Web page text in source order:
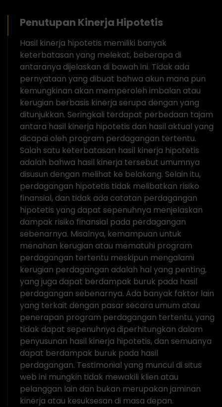
Penutupan Kinerja Hipotetis
Hasil kinerja hipotetis memiliki banyak
keterbatasan yang melekat, beberapa di
antaranya dijelaskan di bawah ini. Tidak ada
pernyataan yang dibuat bahwa akun mana pun
kemungkinan akan memperoleh imbalan atau
kerugian berbasis kinerja serupa dengan yang
ditunjukkan. Seringkali terdapat perbedaan tajam
antara hasil kinerja hipotetis dan hasil aktual yang
dicapai oleh program perdagangan tertentu.
Salah satu keterbatasan hasil kinerja hipotetis
adalah bahwa hasil kinerja tersebut umumnya
disusun dengan melihat ke belakang. Selain itu,
perdagangan hipotetis tidak melibatkan risiko
finansial, dan tidak ada catatan perdagangan
hipotetis yang dapat sepenuhnya menjelaskan
dampak risiko finansial pada perdagangan
sebenarnya. Misalnya, kemampuan untuk
menahan kerugian atau mematuhi program
perdagangan tertentu meskipun mengalami
kerugian perdagangan adalah hal yang penting,
yang juga dapat berdampak buruk pada hasil
perdagangan sebenarnya. Ada banyak faktor lain
yang terkait dengan pasar secara umum atau
penerapan program perdagangan tertentu, yang
tidak dapat sepenuhnya diperhitungkan dalam
penyusunan hasil kinerja hipotetis, dan semuanya
dapat berdampak buruk pada hasil
perdagangan. Testimonial yang muncul di situs
web ini mungkin tidak mewakili klien atau
pelanggan lain dan bukan merupakan jaminan
kinerja atau kesuksesan di masa depan.